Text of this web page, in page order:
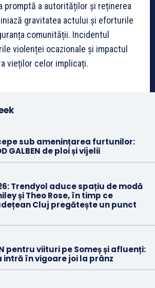
promptă a autorităților și reținerea
gravitatea actului și eforturile
comunității. Incidentul
violenței ocazionale și impactul
vieților celor implicați.
sub amenințarea furtunilor:
GALBEN de ploi și vijelii
Trendyol aduce spațiu de modă
și Theo Rose, în timp ce
Cluj pregătește un punct
pentru viituri pe Someș și afluenți:
intră în vigoare joi la prânz